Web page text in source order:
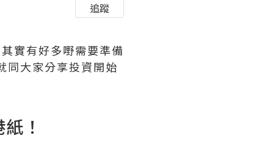
追蹤
實有好多嘢需要準備
同大家分享投資開始
！